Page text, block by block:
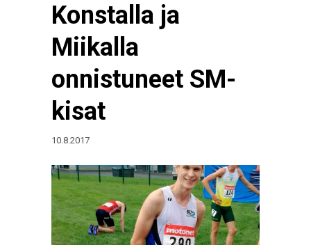
Konstalla ja
Miikalla
onnistuneet SM-
kisat
10.8.2017